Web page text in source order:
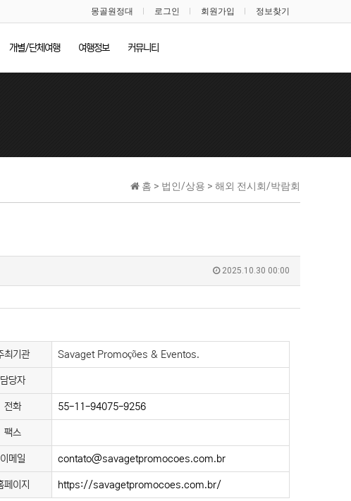
몽골원정대 로그인 회원가입 정보찾기
개별/단체여행 여행정보 커뮤니티
홈 > 법인/상용 > 해외 전시회/박람회
2025.10.30 00:00
최기관
Savaget Promoções & Eventos.
담당자
전화 55-11-94075-9256
팩스
이메일 contato@savagetpromocoes.com.br
페이지 https://savagetpromocoes.com.br/